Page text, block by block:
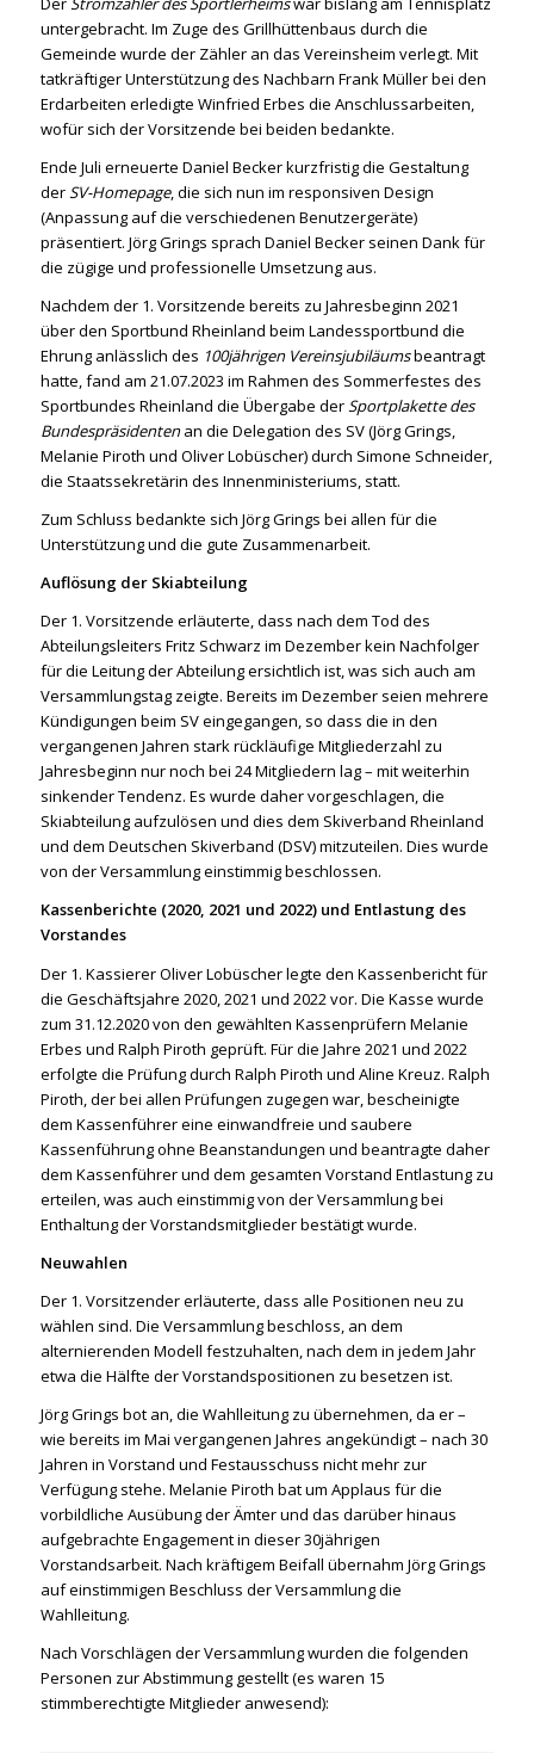
untergebracht. Im Zuge des Grillhüttenbaus durch die
Gemeinde wurde der Zähler an das Vereinsheim verlegt. Mit
tatkräftiger Unterstützung des Nachbarn Frank Müller bei den
Erdarbeiten erledigte Winfried Erbes die Anschlussarbeiten,
wofür sich der Vorsitzende bei beiden bedankte.
Ende Juli erneuerte Daniel Becker kurzfristig die Gestaltung
derSV-Homepage, die sich nun im responsiven Design
(Anpassung auf die verschiedenen Benutzergeräte)
präsentiert. Jörg Grings sprach Daniel Becker seinen Dank für
die zügige und professionelle Umsetzung aus.
Nachdem der 1. Vorsitzende bereits zu Jahresbeginn 2021
über den Sportbund Rheinland beim Landessportbund die
Ehrung anlässlich des 100jährigen Vereinsjubiläumsbeantragt
hatte, fand am 21.07.2023 im Rahmen des Sommerfestes des
Sportbundes Rheinland die Übergabe derSportplakette des
Bundespräsidentenan die Delegation des SV (Jörg Grings,
Melanie Piroth und Oliver Lobüscher) durch Simone Schneider,
die Staatssekretärin des Innenministeriums, statt.
Zum Schluss bedankte sich Jörg Grings bei allen für die
Unterstützung und die gute Zusammenarbeit.
Auflösung der Skiabteilung
Der 1. Vorsitzende erläuterte, dass nach dem Tod des
Abteilungsleiters Fritz Schwarz im Dezember kein Nachfolger
für die Leitung der Abteilung ersichtlich ist, was sich auch am
Versammlungstag zeigte. Bereits im Dezember seien mehrere
Kündigungen beim SV eingegangen, so dass die in den
vergangenen Jahren stark rückläufige Mitgliederzahl zu
Jahresbeginn nur noch bei 24 Mitgliedern lag – mit weiterhin
sinkender Tendenz. Es wurde daher vorgeschlagen, die
Skiabteilung aufzulösen und dies dem Skiverband Rheinland
und dem Deutschen Skiverband (DSV) mitzuteilen. Dies wurde
von der Versammlung einstimmig beschlossen.
Kassenberichte (2020, 2021 und 2022) und Entlastung des
Vorstandes
Der 1. Kassierer Oliver Lobüscher legte den Kassenbericht für
die Geschäftsjahre 2020, 2021 und 2022 vor. Die Kasse wurde
zum 31.12.2020 von den gewählten Kassenprüfern Melanie
Erbes und Ralph Piroth geprüft. Für die Jahre 2021 und 2022
erfolgte die Prüfung durch Ralph Piroth und Aline Kreuz. Ralph
Piroth, der bei allen Prüfungen zugegen war, bescheinigte
dem Kassenführer eine einwandfreie und saubere
Kassenführung ohne Beanstandungen und beantragte daher
dem Kassenführer und dem gesamten Vorstand Entlastung zu
erteilen, was auch einstimmig von der Versammlung bei
Enthaltung der Vorstandsmitglieder bestätigt wurde.
Neuwahlen
Der 1. Vorsitzender erläuterte, dass alle Positionen neu zu
wählen sind. Die Versammlung beschloss, an dem
alternierenden Modell festzuhalten, nach dem in jedem Jahr
etwa die Hälfte der Vorstandspositionen zu besetzen ist.
Jörg Grings bot an, die Wahlleitung zu übernehmen, da er –
wie bereits im Mai vergangenen Jahres angekündigt – nach 30
Jahren in Vorstand und Festausschuss nicht mehr zur
Verfügung stehe. Melanie Piroth bat um Applaus für die
vorbildliche Ausübung der Ämter und das darüber hinaus
aufgebrachte Engagement in dieser 30jährigen
Vorstandsarbeit. Nach kräftigem Beifall übernahm Jörg Grings
auf einstimmigen Beschluss der Versammlung die
Wahlleitung.
Nach Vorschlägen der Versammlung wurden die folgenden
Personen zur Abstimmung gestellt (es waren 15
stimmberechtigte Mitglieder anwesend):